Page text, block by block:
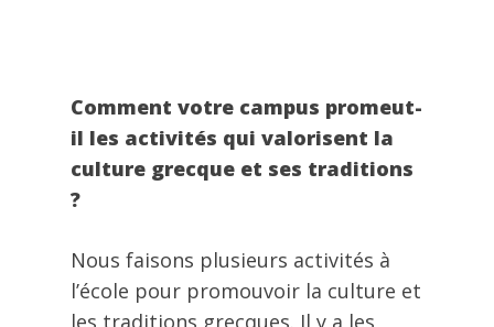
Comment votre campus promeut-
il les activités qui valorisent la
culture grecque et ses traditions
?
Nous faisons plusieurs activités à
l’école pour promouvoir la culture et
les traditions grecques. Il y a les